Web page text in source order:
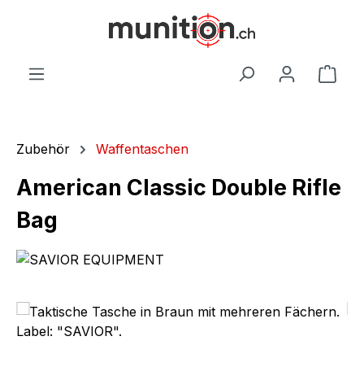
Zubehör Waffentaschen
American Classic Double Rifle
Bag
Bildergalerie überspringen